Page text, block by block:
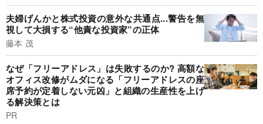
夫婦げんかと株式投資の意外な共通点...警告を無
視して大損する“他責な投資家”の正体
藤本 茂
なぜ「フリーアドレス」は失敗するのか? 高額な
オフィス改修がムダになる「フリーアドレスの座
席予約が定着しない元凶」と組織の生産性を上げ
る解決策とは
PR